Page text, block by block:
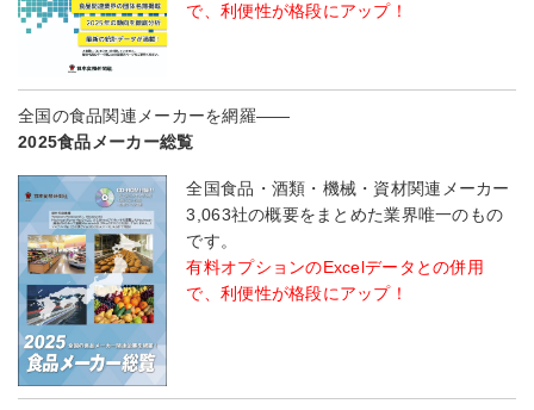
で、利便性が格段にアップ！
全国の食品関連メーカーを網羅――
2025食品メーカー総覧
全国食品・酒類・機械・資材関連メーカー
3,063社の概要をまとめた業界唯一のもの
です。
有料オプションのExcelデータとの併用
で、利便性が格段にアップ！